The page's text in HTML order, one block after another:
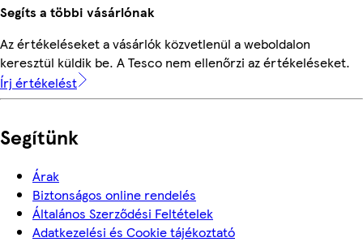
Segíts a többi vásárlónak
Az értékeléseket a vásárlók közvetlenül a weboldalon
keresztül küldik be. A Tesco nem ellenőrzi az értékeléseket.
Írj értékelést
Segítünk
Árak
Biztonságos online rendelés
Általános Szerződési Feltételek
Adatkezelési és Cookie tájékoztató